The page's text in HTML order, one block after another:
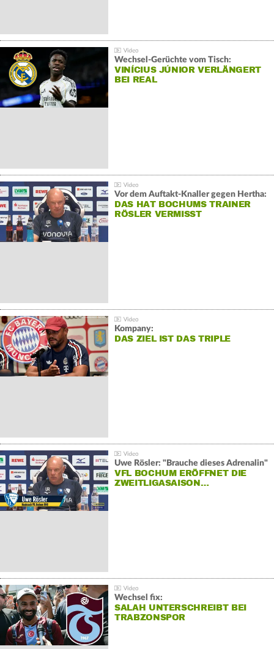
Wechsel-Gerüchte vom Tisch:
VINÍCIUS JÚNIOR VERLÄNGERT
BEI REAL
Vor dem Auftakt-Knaller gegen Hertha:
DAS HAT BOCHUMS TRAINER
RÖSLER VERMISST
Kompany:
DAS ZIEL IST DAS TRIPLE
Uwe Rösler: "Brauche dieses Adrenalin"
VFL BOCHUM ERÖFFNET DIE
ZWEITLIGASAISON…
Wechsel fix:
SALAH UNTERSCHREIBT BEI
TRABZONSPOR